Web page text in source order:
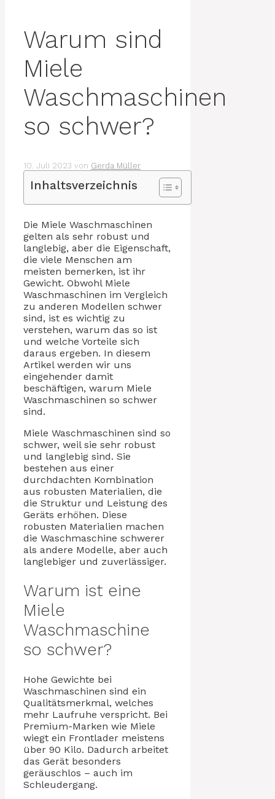
Warum sind
Miele
Waschmaschinen
so schwer?
10. Juli 2023 von Gerda Müller
Inhaltsverzeichnis
Die Miele Waschmaschinen
gelten als sehr robust und
langlebig, aber die Eigenschaft,
die viele Menschen am
meisten bemerken, ist ihr
Gewicht. Obwohl Miele
Waschmaschinen im Vergleich
zu anderen Modellen schwer
sind, ist es wichtig zu
verstehen, warum das so ist
und welche Vorteile sich
daraus ergeben. In diesem
Artikel werden wir uns
eingehender damit
beschäftigen, warum Miele
Waschmaschinen so schwer
sind.
Miele Waschmaschinen sind so
schwer, weil sie sehr robust
und langlebig sind. Sie
bestehen aus einer
durchdachten Kombination
aus robusten Materialien, die
die Struktur und Leistung des
Geräts erhöhen. Diese
robusten Materialien machen
die Waschmaschine schwerer
als andere Modelle, aber auch
langlebiger und zuverlässiger.
Warum ist eine
Miele
Waschmaschine
so schwer?
Hohe Gewichte bei
Waschmaschinen sind ein
Qualitätsmerkmal, welches
mehr Laufruhe verspricht. Bei
Premium-Marken wie Miele
wiegt ein Frontlader meistens
über 90 Kilo. Dadurch arbeitet
das Gerät besonders
geräuschlos – auch im
Schleudergang.